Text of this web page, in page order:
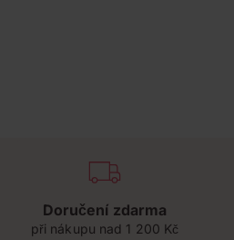
Doručení zdarma
při nákupu nad 1 200 Kč